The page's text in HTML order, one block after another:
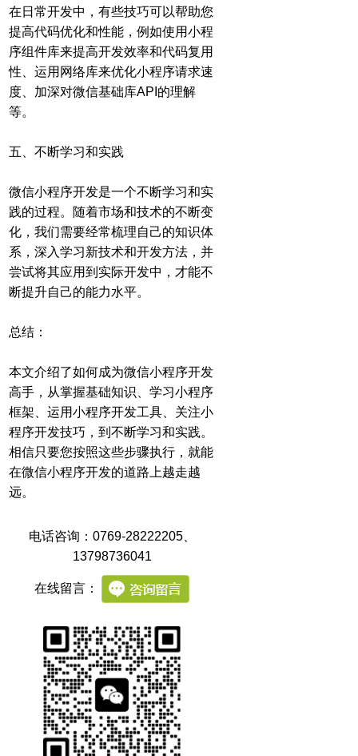
在日常开发中，有些技巧可以帮助您
提高代码优化和性能，例如使用小程
序组件库来提高开发效率和代码复用
性、运用网络库来优化小程序请求速
度、加深对微信基础库API的理解
等。
五、不断学习和实践
微信小程序开发是一个不断学习和实
践的过程。随着市场和技术的不断变
化，我们需要经常梳理自己的知识体
系，深入学习新技术和开发方法，并
尝试将其应用到实际开发中，才能不
断提升自己的能力水平。
总结：
本文介绍了如何成为微信小程序开发
高手，从掌握基础知识、学习小程序
框架、运用小程序开发工具、关注小
程序开发技巧，到不断学习和实践。
相信只要您按照这些步骤执行，就能
在微信小程序开发的道路上越走越
远。
电话咨询：0769-28222205、
13798736041
在线留言：